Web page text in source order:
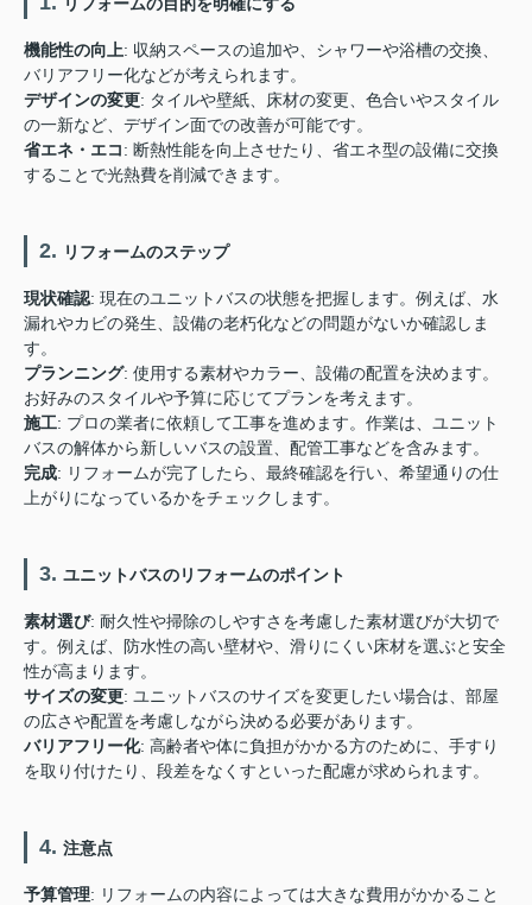
機能性の向上: 収納スペースの追加や、シャワーや浴槽の交換、
バリアフリー化などが考えられます。
デザインの変更: タイルや壁紙、床材の変更、色合いやスタイル
の一新など、デザイン面での改善が可能です。
省エネ・エコ: 断熱性能を向上させたり、省エネ型の設備に交換
することで光熱費を削減できます。
2. リフォームのステップ
現状確認: 現在のユニットバスの状態を把握します。例えば、水
漏れやカビの発生、設備の老朽化などの問題がないか確認しま
す。
プランニング: 使用する素材やカラー、設備の配置を決めます。
お好みのスタイルや予算に応じてプランを考えます。
施工: プロの業者に依頼して工事を進めます。作業は、ユニット
バスの解体から新しいバスの設置、配管工事などを含みます。
完成: リフォームが完了したら、最終確認を行い、希望通りの仕
上がりになっているかをチェックします。
3. ユニットバスのリフォームのポイント
素材選び: 耐久性や掃除のしやすさを考慮した素材選びが大切で
す。例えば、防水性の高い壁材や、滑りにくい床材を選ぶと安全
性が高まります。
サイズの変更: ユニットバスのサイズを変更したい場合は、部屋
の広さや配置を考慮しながら決める必要があります。
バリアフリー化: 高齢者や体に負担がかかる方のために、手すり
を取り付けたり、段差をなくすといった配慮が求められます。
4. 注意点
予算管理: リフォームの内容によっては大きな費用がかかること